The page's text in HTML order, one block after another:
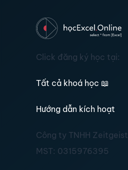
Click đăng ký học tại:
Tất cả khoá học 📖
Hướng dẫn kích hoạt
Công ty TNHH Zeitgeist
MST: 0315976395